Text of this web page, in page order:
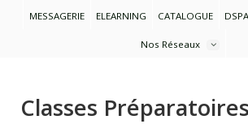
MESSAGERIE ELEARNING CATALOGUE
Nos Réseaux
Classes Préparatoires